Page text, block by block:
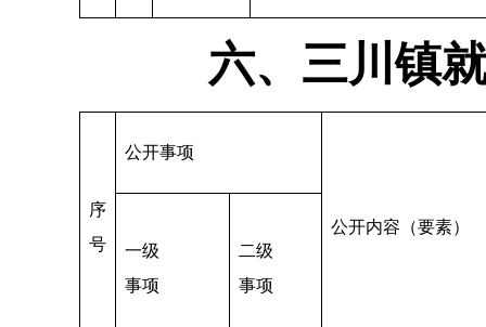
六、三川镇
序
号
公开事项
公开内容（要素）
一级
事项
二级
事项